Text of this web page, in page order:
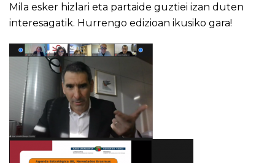
Mila esker hizlari eta partaide guztiei izan duten
interesagatik. Hurrengo edizioan ikusiko gara!